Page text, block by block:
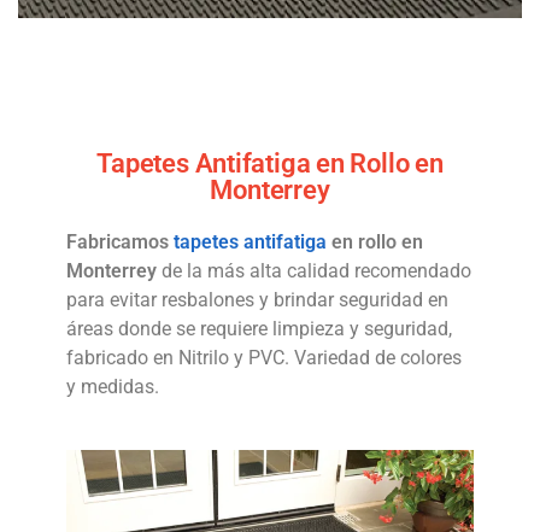
Tapetes Antifatiga en Rollo en
Monterrey
Fabricamos tapetes antifatiga en rollo en
Monterrey de la más alta calidad recomendado
para evitar resbalones y brindar seguridad en
áreas donde se requiere limpieza y seguridad,
fabricado en Nitrilo y PVC. Variedad de colores
y medidas.